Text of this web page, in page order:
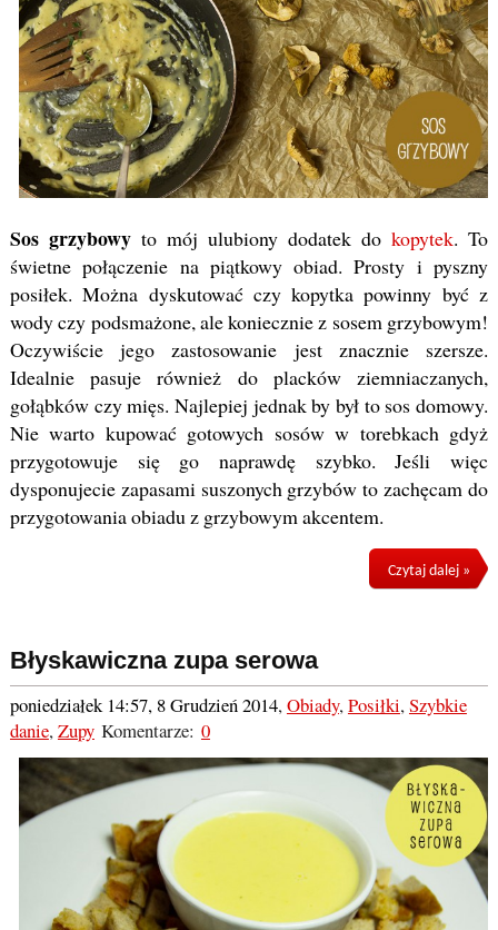
Sos grzybowyto mój ulubiony dodatek dokopytek. To
świetne połączenie na piątkowy obiad. Prosty i pyszny
posiłek. Można dyskutować czy kopytka powinny być z
wody czy podsmażone, ale koniecznie z sosem grzybowym!
Oczywiście jego zastosowanie jest znacznie szersze.
Idealnie pasuje również do placków ziemniaczanych,
gołąbków czy mięs. Najlepiej jednak by był to sos domowy.
Nie warto kupować gotowych sosów w torebkach gdyż
przygotowuje się go naprawdę szybko. Jeśli więc
dysponujecie zapasami suszonych grzybów to zachęcam do
przygotowania obiadu z grzybowym akcentem.
Czytaj dalej »
Błyskawiczna zupa serowa
poniedziałek 14:57, 8 Grudzień 2014,Obiady,Posiłki,Szybkie
danie,ZupyKomentarze: 0